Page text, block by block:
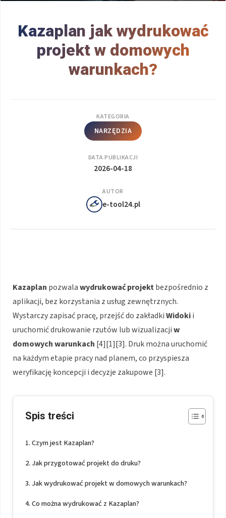
Kazaplan jak wydrukować
projekt w domowych
warunkach?
KATEGORIA
NARZĘDZIA
DATA PUBLIKACJI
2026-04-18
AUTOR
e-tool24.pl
Kazaplan pozwalawydrukować projektbezpośrednio z
aplikacji, bez korzystania z usług zewnętrznych.
Wystarczy zapisać pracę, przejść do zakładkiWidokii
uruchomić drukowanie rzutów lub wizualizacjiw
domowych warunkach [4][1][3]. Druk można uruchomić
na każdym etapie pracy nad planem, co przyspiesza
weryfikację koncepcji i decyzje zakupowe [3].
Spis treści
Czym jest Kazaplan?
Jak przygotować projekt do druku?
Jak wydrukować projekt w domowych warunkach?
Co można wydrukować z Kazaplan?